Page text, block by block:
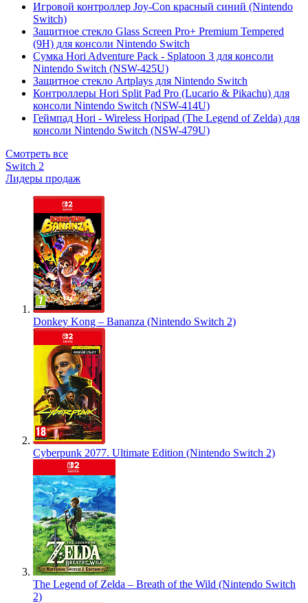
Игровой контроллер Joy-Con красный синий (Nintendo
Switch)
Защитное стекло Glass Screen Pro+ Premium Tempered
(9H) для консоли Nintendo Switch
Сумка Hori Adventure Pack - Splatoon 3 для консоли
Nintendo Switch (NSW-425U)
Защитное стекло Artplays для Nintendo Switch
Контроллеры Hori Split Pad Pro (Lucario & Pikachu) для
консоли Nintendo Switch (NSW-414U)
Геймпад Hori - Wireless Horipad (The Legend of Zelda) для
консоли Nintendo Switch (NSW-479U)
Смотреть все
Switch 2
Лидеры продаж
Donkey Kong – Bananza (Nintendo Switch 2)
Cyberpunk 2077. Ultimate Edition (Nintendo Switch 2)
The Legend of Zelda – Breath of the Wild (Nintendo Switch
2)